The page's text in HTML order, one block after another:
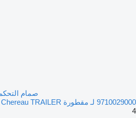
9710029000 لـ مقطورة Chereau TRAILER
4